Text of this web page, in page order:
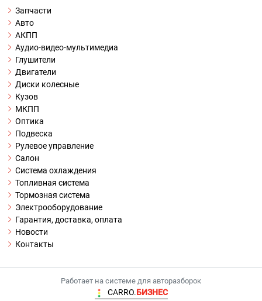
Запчасти
Авто
АКПП
Аудио-видео-мультимедиа
Глушители
Двигатели
Диски колесные
Кузов
МКПП
Оптика
Подвеска
Рулевое управление
Салон
Система охлаждения
Топливная система
Тормозная система
Электрооборудование
Гарантия, доставка, оплата
Новости
Контакты
Работает на системе для авторазборок
CARRO.БИЗНЕС